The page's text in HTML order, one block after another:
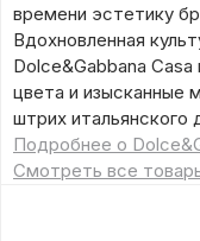
времени эстетику
Вдохновленная
Dolce&Gabbana
цвета и изысканные
штрих итальянского
Подробнее о
Смотреть все